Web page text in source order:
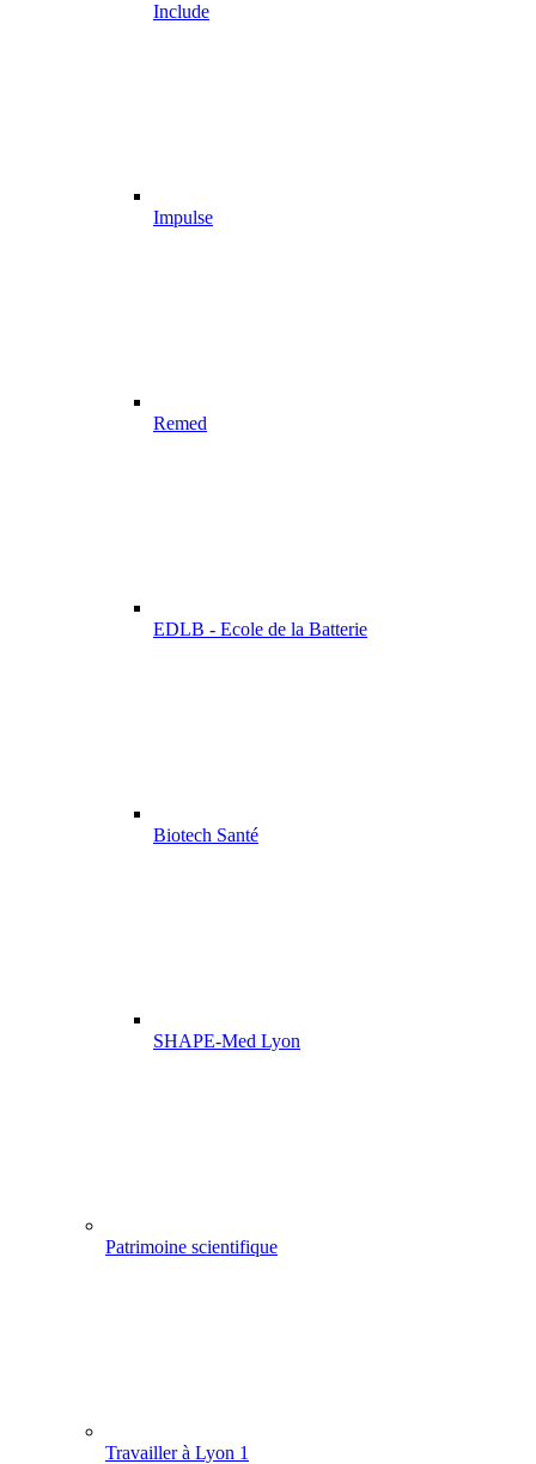
Include
Impulse
Remed
EDLB - Ecole de la Batterie
Biotech Santé
SHAPE-Med Lyon
Patrimoine scientifique
Travailler à Lyon 1